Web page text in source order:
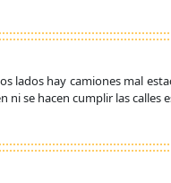
lados hay camiones mal
ni se hacen cumplir las calles